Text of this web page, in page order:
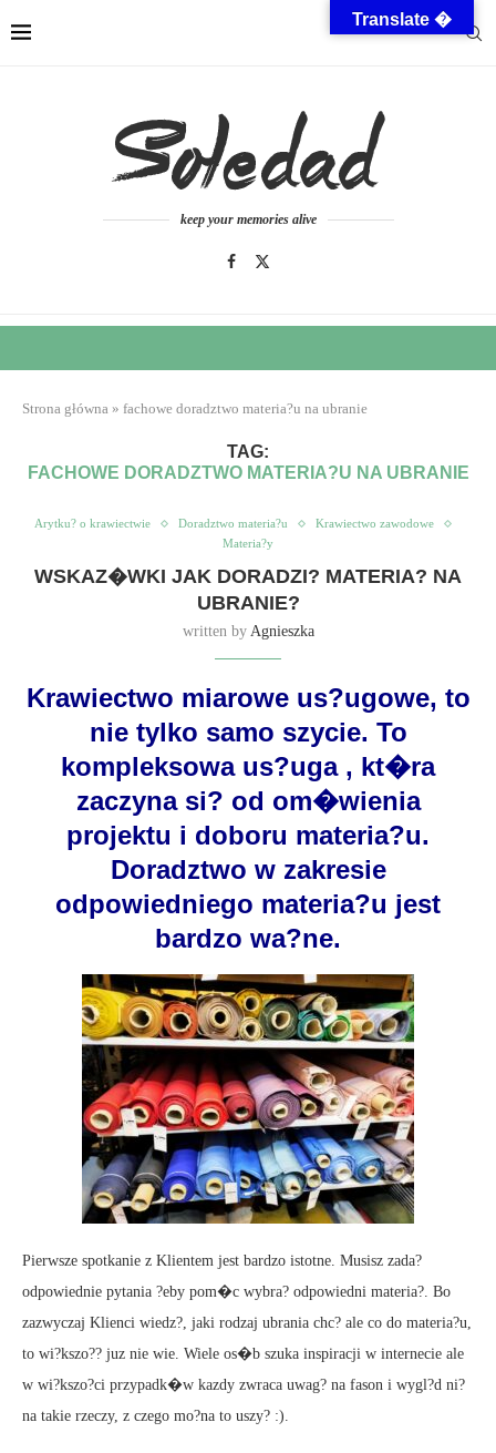
keep your memories alive
Strona główna » fachowe doradztwo materia?u na ubranie
TAG:
FACHOWE DORADZTWO MATERIA?U NA UBRANIE
Arytku? o krawiectwie Doradztwo materia?u
Krawiectwo zawodowe
Materia?y
WSKAZ�WKI JAK DORADZI? MATERIA? NA
UBRANIE?
written by Agnieszka
Krawiectwo miarowe us?ugowe, to
nie tylko samo szycie. To
kompleksowa us?uga , kt�ra
zaczyna si? od om�wienia
projektu i doboru materia?u.
Doradztwo w zakresie
odpowiedniego materia?u jest
bardzo wa?ne.
Pierwsze spotkanie z Klientem jest bardzo istotne. Musisz zada?
odpowiednie pytania ?eby pom�c wybra? odpowiedni materia?. Bo
zazwyczaj Klienci wiedz?, jaki rodzaj ubrania chc? ale co do materia?u,
to wi?kszo?? juz nie wie. Wiele os�b szuka inspiracji w internecie ale
w wi?kszo?ci przypadk�w kazdy zwraca uwag? na fason i wygl?d ni?
na takie rzeczy, z czego mo?na to uszy? :).
Translate �